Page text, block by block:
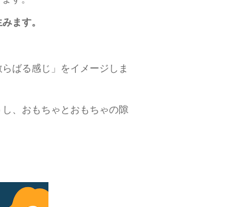
ます。
ばる感じ」をイメージしま
、おもちゃとおもちゃの隙